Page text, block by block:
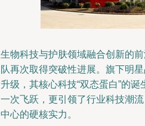
物科技与护肤领域融合创新的
再次取得突破性进展。旗下明
级，其核心科技“双态蛋白”的
次飞跃，更引领了行业科技潮
心的硬核实力。